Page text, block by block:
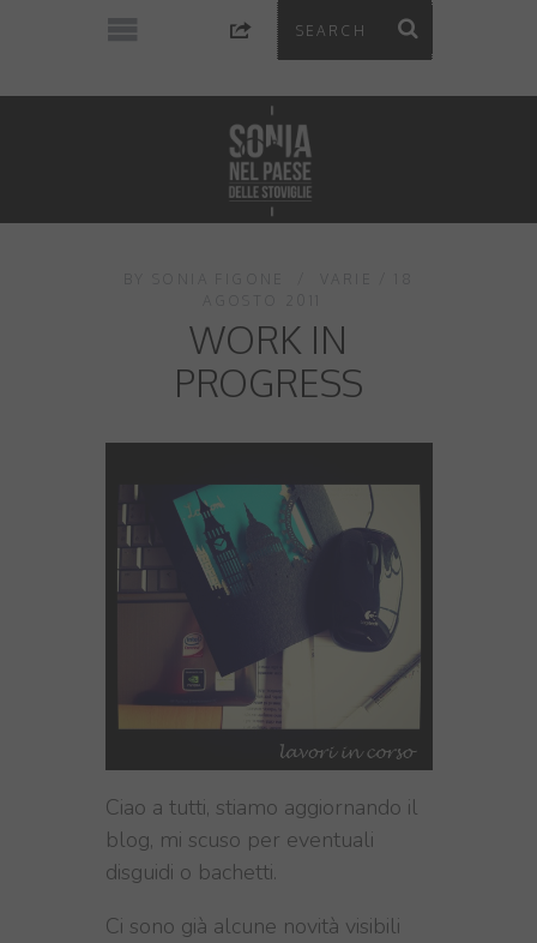
WORK IN
PROGRESS
Ciao a tutti, stiamo aggiornando il
blog, mi scuso per eventuali
disguidi o bachetti.
Ci sono già alcune novità visibili